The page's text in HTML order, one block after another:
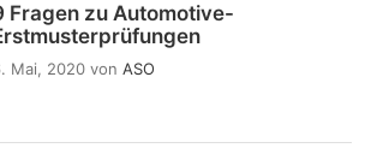
Fragen zu Automotive-
Mai, 2020 von ASO